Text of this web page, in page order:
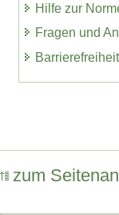
Hilfe zur
Fragen und
Barrierefreiheit
zum